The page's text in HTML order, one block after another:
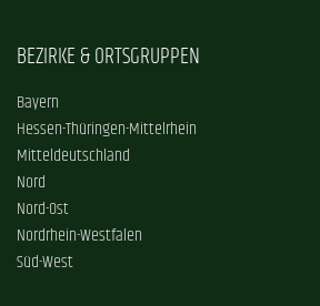
BEZIRKE & ORTSGRUPPEN
Bayern
Hessen-Thüringen-Mittelrhein
Mitteldeutschland
Nord
Nord-Ost
Nordrhein-Westfalen
Süd-West